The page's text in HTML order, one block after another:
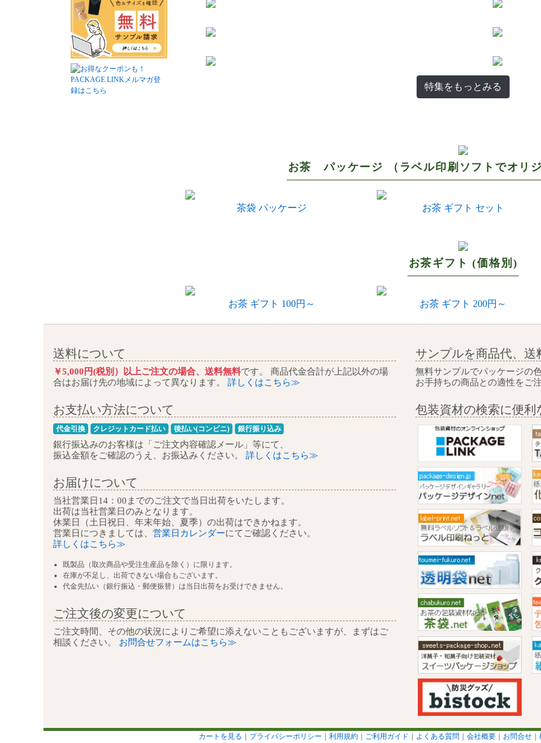
特集をもっとみる
お茶 パッケージ （ラベル印刷ソフトでオリジ
茶袋 パッケージ お茶 ギフト セット
お茶ギフト (価格別)
お茶 ギフト 100円～ お茶 ギフト 200円～
送料について
￥5,000円(税別）以上ご注文の場合、送料無料です。 商品代金合計が上記以外の場
合はお届け先の地域によって異なります。
詳しくはこちら≫
お支払い方法について
代金引換 クレジットカード払い 後払い(コンビニ) 銀行振り込み
銀行振込みのお客様は 「ご注文内容確認メール」等にて、
振込金額をご確認のうえ、お振込みください。
詳しくはこちら≫
お届けについて
当社営業日14：00までのご注文で当日出荷をいたします。
出荷は当社営業日のみとなります。
休業日（土日祝日、年末年始、夏季）の出荷はできかねます。
営業日につきましては、 営業日カレンダーにて ご確認ください。
詳しくはこちら≫
既製品（取次商品や受注生産品を除く）に限ります。
在庫が不足し、出荷できない場合もございます。
代金先払い（銀行振込・郵便振替）は当日出荷をお受けできません。
ご注文後の変更について
ご注文時間、その他の状況によりご希望に添えないこともございますが、まずはご
相談ください。
お問合せフォームはこちら≫
サンプルを商品代、送
無料サンプルでパッケージの
お手持ちの商品との適性をご
包装資材の検索に便利
カートを見る プライバシーポリシー 利用規約｜ ご利用ガイド よくある質問 会社概要｜ お問合せ｜